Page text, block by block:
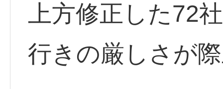
上方修正した72
行きの厳しさが